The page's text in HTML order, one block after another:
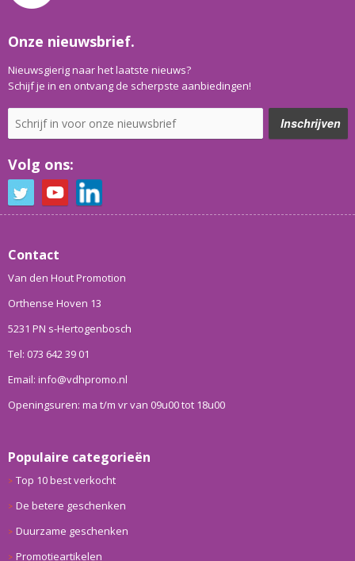
Onze nieuwsbrief.
Nieuwsgierig naar het laatste nieuws?
Schijf je in en ontvang de scherpste aanbiedingen!
Volg ons:
Contact
Van den Hout Promotion
Orthense Hoven 13
5231 PN s-Hertogenbosch
Tel: 073 642 39 01
Email: info@vdhpromo.nl
Openingsuren: ma t/m vr van 09u00 tot 18u00
Populaire categorieën
Top 10 best verkocht
De betere geschenken
Duurzame geschenken
Promotieartikelen